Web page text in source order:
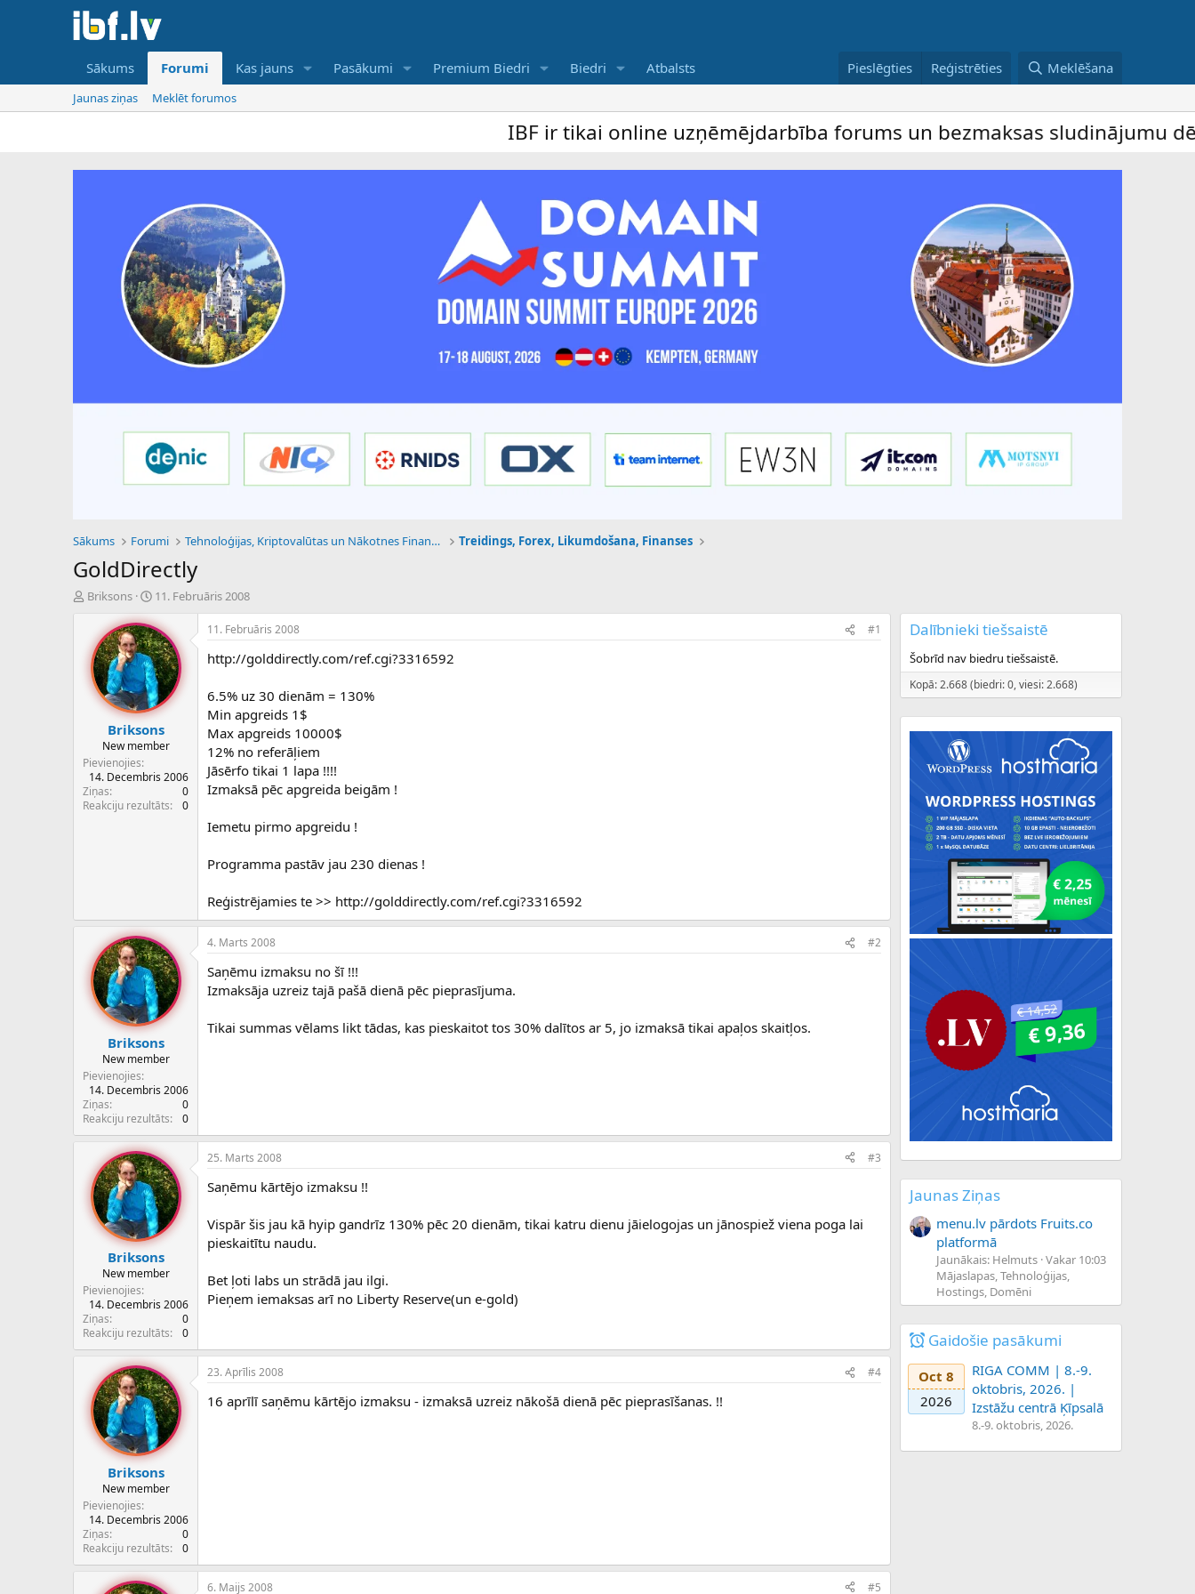
Sākums Forumi Kas jauns Pasākumi Premium Biedri Biedri Atbalsts Pieslēgties Reģistrēties Meklēšana
Jaunas ziņas Meklēt forumos
IBF ir tikai online uzņēmējdarbība forums un bezmaksas sludinājumu dēlis –
Sākums Forumi Tehnoloģijas, Kriptovalūtas un Nākotnes Finanses Treidings, Forex, Likumdošana, Finanses
GoldDirectly
P
e
d
e
z
s
ā
c
Briksons
S
k
u
m
a
d
a
u
m
s
11. Februāris 2008
Briksons
New member
Pievienojies
14. Decembris 2006
Ziņas
0
Reakciju rezultāts
0
11. Februāris 2008 #1
http://golddirectly.com/ref.cgi?3316592
6.5% uz 30 dienām = 130%
Min apgreids 1$
Max apgreids 10000$
12% no referāļiem
Jāsērfo tikai 1 lapa !!!!
Izmaksā pēc apgreida beigām !
Iemetu pirmo apgreidu !
Programma pastāv jau 230 dienas !
Reģistrējamies te >> http://golddirectly.com/ref.cgi?3316592
Briksons
New member
Pievienojies
14. Decembris 2006
Ziņas
0
Reakciju rezultāts
0
4. Marts 2008 #2
Saņēmu izmaksu no šī !!!
Izmaksāja uzreiz tajā pašā dienā pēc pieprasījuma.
Tikai summas vēlams likt tādas, kas pieskaitot tos 30% dalītos ar 5, jo izmaksā tikai apaļos skaitļos.
Briksons
New member
Pievienojies
14. Decembris 2006
Ziņas
0
Reakciju rezultāts
0
25. Marts 2008 #3
Saņēmu kārtējo izmaksu !!
Vispār šis jau kā hyip gandrīz 130% pēc 20 dienām, tikai katru dienu jāielogojas un jānospiež viena poga lai
pieskaitītu naudu.
Bet ļoti labs un strādā jau ilgi.
Pieņem iemaksas arī no Liberty Reserve(un e-gold)
Briksons
New member
Pievienojies
14. Decembris 2006
Ziņas
0
Reakciju rezultāts
0
23. Aprīlis 2008 #4
16 aprīlī saņēmu kārtējo izmaksu - izmaksā uzreiz nākošā dienā pēc pieprasīšanas. !!
6. Maijs 2008 #5
Dalībnieki tiešsaistē
Šobrīd nav biedru tiešsaistē.
Kopā: 2.668 (biedri: 0, viesi: 2.668)
Jaunas Ziņas
menu.lv pārdots Fruits.co
platformā
Jaunākais: Helmuts Vakar 10:03
Mājaslapas, Tehnoloģijas,
Hostings, Domēni
Gaidošie pasākumi
Oct 8
2026
RIGA COMM | 8.-9.
oktobris, 2026. |
Izstāžu centrā Ķīpsalā
8.-9. oktobris, 2026.